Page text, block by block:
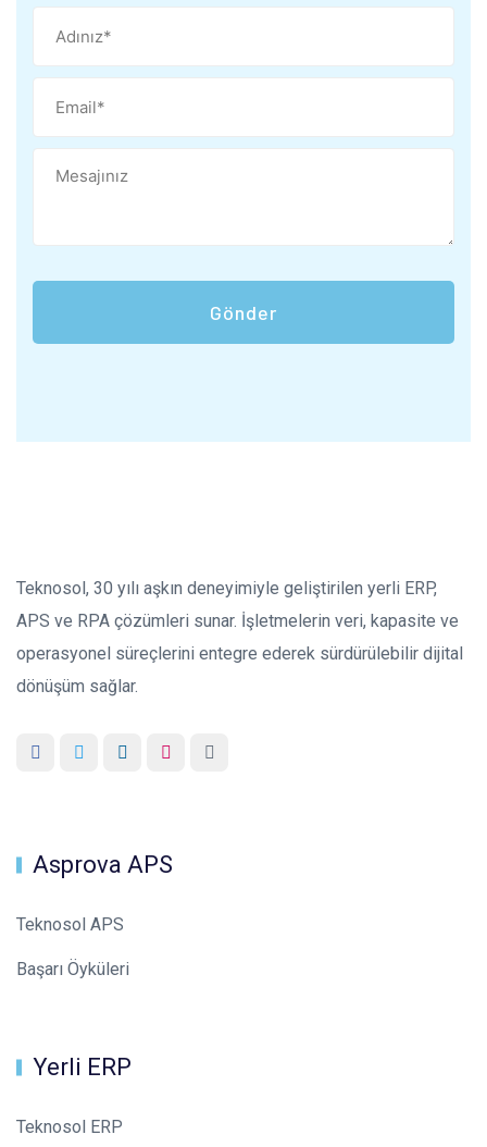
Gönder
Teknosol, 30 yılı aşkın deneyimiyle geliştirilen yerli ERP,
APS ve RPA çözümleri sunar. İşletmelerin veri, kapasite ve
operasyonel süreçlerini entegre ederek sürdürülebilir dijital
dönüşüm sağlar.
Asprova APS
Teknosol APS
Başarı Öyküleri
Yerli ERP
Teknosol ERP